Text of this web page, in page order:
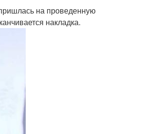
на проведенную
накладка.